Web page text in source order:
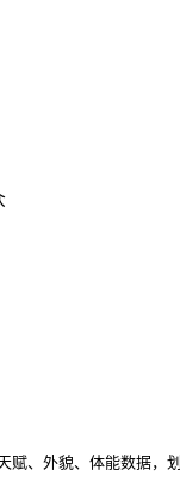
、外貌、体能数据，